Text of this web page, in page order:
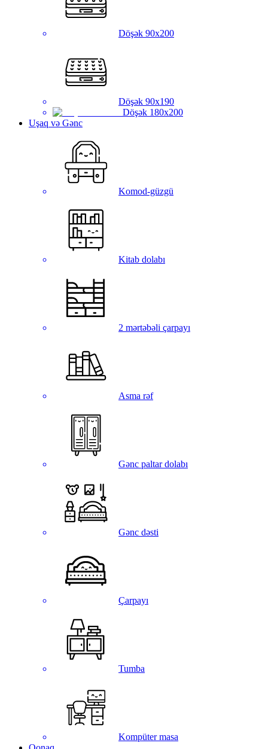
Döşək 90x200
Döşək 90x190
Döşək 180x200
Uşaq və Gənc
Komod-güzgü
Kitab dolabı
2 mərtəbəli çarpayı
Asma rəf
Gənc paltar dolabı
Gənc dəsti
Çarpayı
Tumba
Kompüter masa